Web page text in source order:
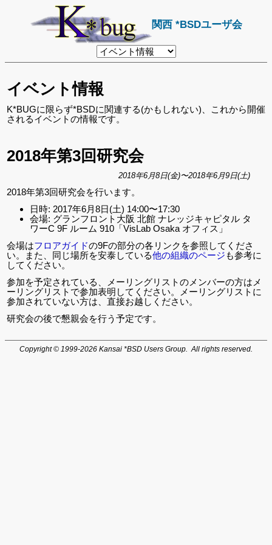
関西 *BSDユーザ会
リ
ン
ペ
ー
ジ
イベント情報
K*BUGに限らず*BSDに関連する(かもしれない)、これから開催
されるイベントの情報です。
2018年第3回研究会
2018年6月8日(金)〜2018年6月9日(土)
2018年第3回研究会を行います。
日時: 2017年6月8日(土) 14:00〜17:30
会場: グランフロント大阪 北館 ナレッジキャピタル タ
ワーC 9F ルーム 910「VisLab Osaka オフィス」
会場はフロアガイドの9Fの部分の各リンクを参照してくださ
い。また、同じ場所を安泰している他の組織のページも参考に
してください。
参加を予定されている、メーリングリストのメンバーの方はメ
ーリングリストで参加表明してください。メーリングリストに
参加されていない方は、直接お越しください。
研究会の後で懇親会を行う予定です。
Copyright © 1999-2026 Kansai *BSD Users Group. All rights reserved.